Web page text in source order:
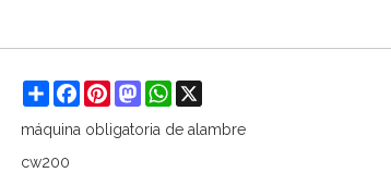
ShareFacebook
PinterestMastodonWhatsApp
máquina obligatoria de alambre
cw200